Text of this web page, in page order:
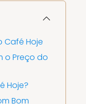
Café Hoje
o Preço do
Hoje?
Bom